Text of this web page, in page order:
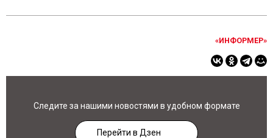
«ИНФОРМЕР»
Следите за нашими новостями в удобном формате
Перейти в Дзен